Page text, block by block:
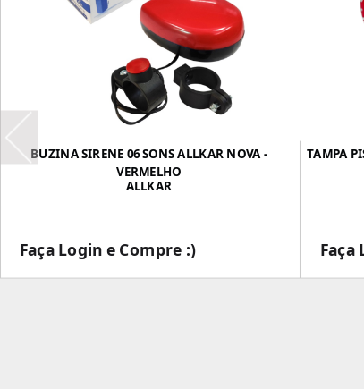
BUZINA SIRENE 06 SONS ALLKAR NOVA -
VERMELHO
ALLKAR
Faça Login e Compre :)
TAMPA
Faça